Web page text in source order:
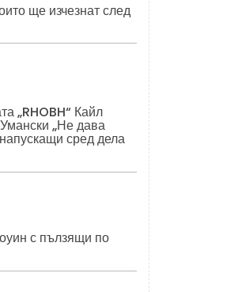
ще изчезнат след
„RHOBH“ Кайл
„Не дава
сред дела
с пълзящи по